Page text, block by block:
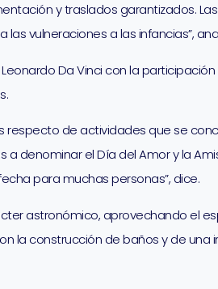
y traslados garantizados.
vulneraciones a las infancias”,
Da Vinci con la
de actividades que se
denominar el Día del Amor y la
para muchas personas”, dice.
astronómico, aprovechando el
la construcción de baños y de